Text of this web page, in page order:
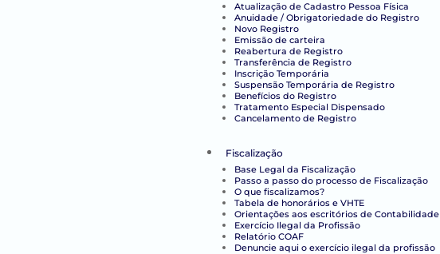
Atualização de Cadastro Pessoa Física
Anuidade / Obrigatoriedade do Registro
Novo Registro
Emissão de carteira
Reabertura de Registro
Transferência de Registro
Inscrição Temporária
Suspensão Temporária de Registro
Benefícios do Registro
Tratamento Especial Dispensado
Cancelamento de Registro
Fiscalização
Base Legal da Fiscalização
Passo a passo do processo de Fiscalização
O que fiscalizamos?
Tabela de honorários e VHTE
Orientações aos escritórios de Contabilidade
Exercício Ilegal da Profissão
Relatório COAF
Denuncie aqui o exercício ilegal da profissão